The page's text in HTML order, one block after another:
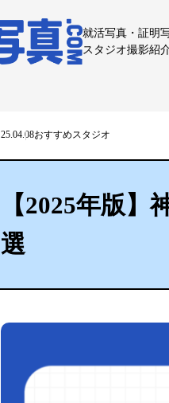
就活写真・証明
スタジオ撮影紹
25.04.08おすすめスタジオ
【2025年版
選